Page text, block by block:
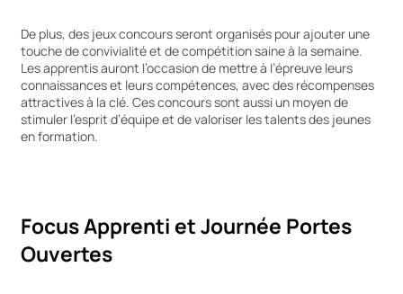
De plus, des jeux concours seront organisés pour ajouter une
touche de convivialité et de compétition saine à la semaine.
Les apprentis auront l’occasion de mettre à l’épreuve leurs
connaissances et leurs compétences, avec des récompenses
attractives à la clé. Ces concours sont aussi un moyen de
stimuler l’esprit d’équipe et de valoriser les talents des jeunes
en formation.
Focus Apprenti et Journée Portes
Ouvertes